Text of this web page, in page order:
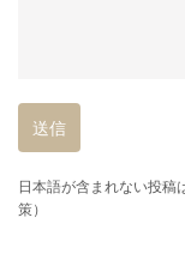
日本語が含まれない投稿
策）